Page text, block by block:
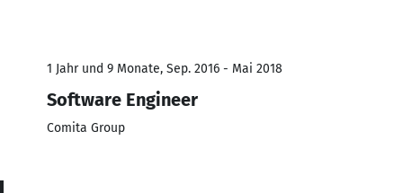
1 Jahr und 9 Monate, Sep. 2016 - Mai 2018
Software Engineer
Comita Group